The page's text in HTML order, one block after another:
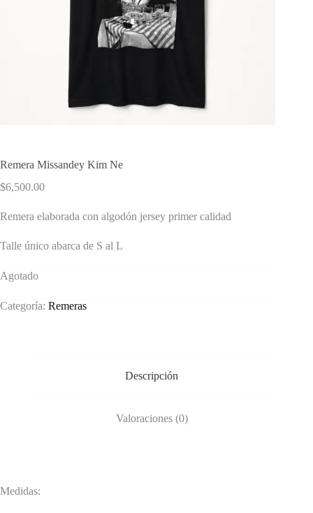
Remera Missandey Kim Ne
$6,500.00
Remera elaborada con algodón jersey primer calidad
Talle único abarca de S al L
Agotado
Categoría: Remeras
Descripción
Valoraciones (0)
Medidas: